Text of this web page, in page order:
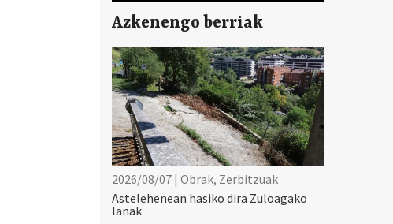
Azkenengo berriak
2026/08/07 | Obrak, Zerbitzuak
Astelehenean hasiko dira Zuloagako
lanak